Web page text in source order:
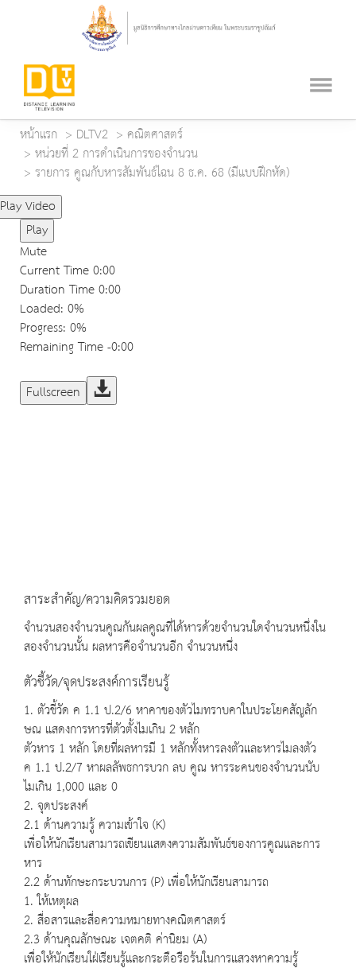
หน้าแรก DLTV2
คณิตศาสตร์
หน่วยที่ 2 การดำเนินการของจำนวน
รายการ คูณกับหารสัมพันธ์ไฉน 8 ธ.ค. 68 (มีแบบฝึกหัด)
Play Video
Play
Mute
Current Time0:00
Duration Time0:00
Loaded: 0%
Progress: 0%
Remaining Time-0:00
Fullscreen
สาระสำคัญ/ความคิดรวมยอด
จำนวนสองจำนวนคูณกันผลคูณที่ได้หารด้วยจำนวนใดจำนวนหนึ่งใน
สองจำนวนนั้น ผลหารคือจำนวนอีก จำนวนหนึ่ง
ตัวชี้วัด/จุดประสงค์การเรียนรู้
1. ตัวชี้วัด ค 1.1 ป.2/6 หาคาของตัวไมทราบคาในประโยคสัญลัก
ษณ แสดงการหารที่ตัวตั้งไมเกิน 2 หลัก
ตัวหาร 1 หลัก โดยที่ผลหารมี 1 หลักทั้งหารลงตัวและหารไมลงตัว
ค 1.1 ป.2/7 หาผลลัพธการบวก ลบ คูณ หารระคนของจำนวนนับ
ไมเกิน 1,000 และ 0
2. จุดประสงค์
2.1 ด้านความรู้ ความเข้าใจ (K)
เพื่อให้นักเรียนสามารถเขียนแสดงความสัมพันธ์ของการคูณและการ
หาร
2.2 ด้านทักษะกระบวนการ (P) เพื่อให้นักเรียนสามารถ
1. ให้เหตุผล
2. สื่อสารและสื่อความหมายทางคณิตศาสตร์
2.3 ด้านคุณลักษณะ เจตคติ ค่านิยม (A)
เพื่อให้นักเรียนใฝ่เรียนรู้และกระตือรือร้นในการแสวงหาความรู้